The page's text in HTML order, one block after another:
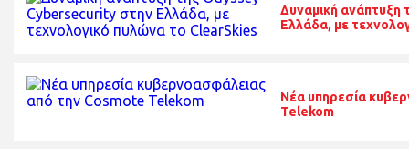
Δυναμική
Ελλάδα, με
Νέα υπηρεσία
Telekom